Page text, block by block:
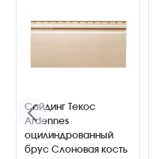
Сайдинг Текос
Ardennes
оцилиндрованный
брус Слоновая кость